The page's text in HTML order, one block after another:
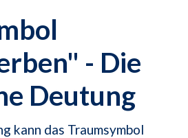
- Die
Deutung
kann das Traumsymbol